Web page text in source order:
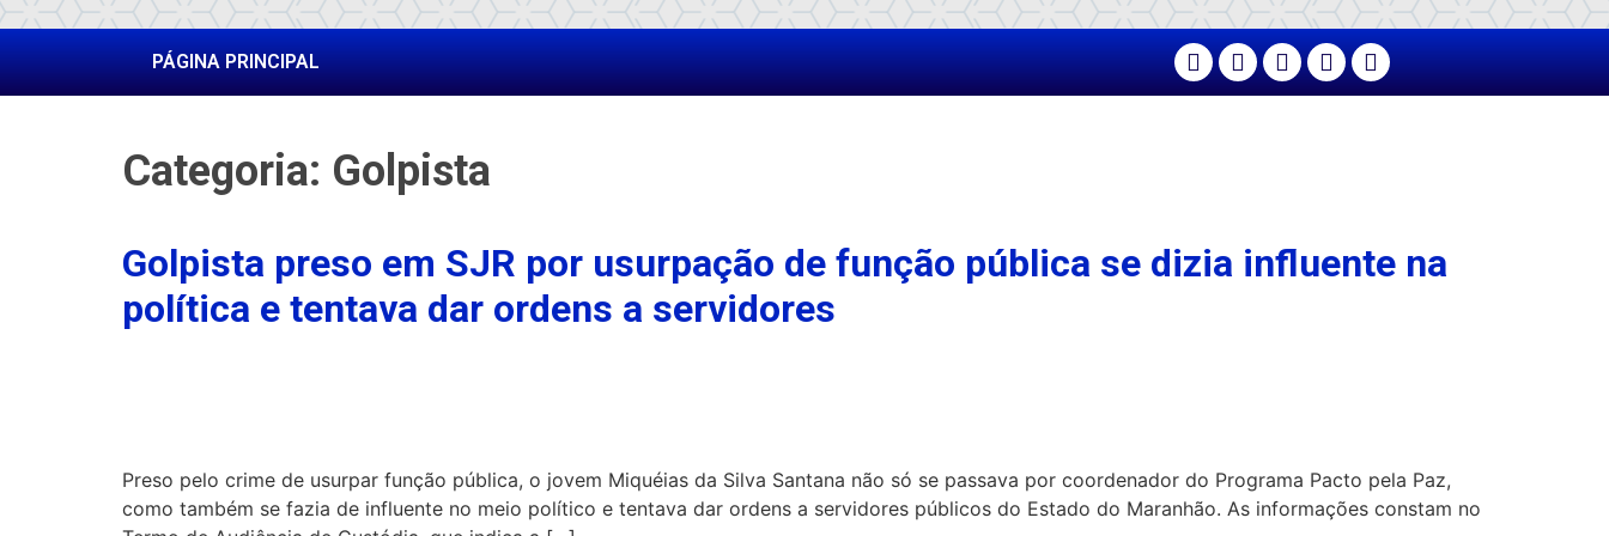
PÁGINA PRINCIPAL
Categoria: Golpista
Golpista preso em SJR por usurpação de função pública se dizia influente na
política e tentava dar ordens a servidores
Preso pelo crime de usurpar função pública, o jovem Miquéias da Silva Santana não só se passava por coordenador do Programa Pacto pela Paz,
como também se fazia de influente no meio político e tentava dar ordens a servidores públicos do Estado do Maranhão. As informações constam no